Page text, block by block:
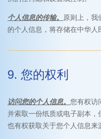
个人信息的传输。 原则上，我
的个人信息，将存储在中华人
9. 您的权利
访问您的个人信息。 您有权访
并索取一份纸质或电子副本
也有权获取关于您个人信息来